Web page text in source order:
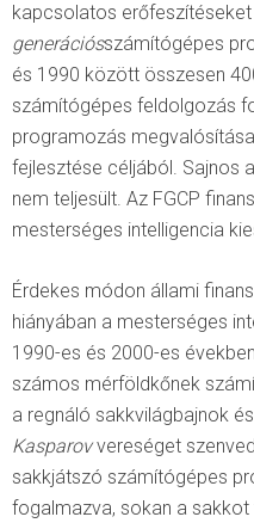
kapcsolatos
generációsszámítógépes
és 1990 között összesen
számítógépes feldolgozás
programozás
fejlesztése céljából. Sajnos
nem teljesült. Az FGCP
mesterséges intelligencia
Érdekes módon állami
hiányában a mesterséges
1990-es és 2000-es
számos mérföldkőnek
a regnáló sakkvilágbajnok
Kasparovvereséget
sakkjátszó számítógépes
fogalmazva, sokan a